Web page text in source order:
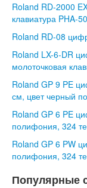
Roland RD-2000
клавиатура PHA-
Roland RD-08
Roland LX-6-DR
молоточковая
Roland GP 9 PE
см, цвет черный
Roland GP 6 PE
полифония, 324
Roland GP 6 PW
полифония, 324
Популярные